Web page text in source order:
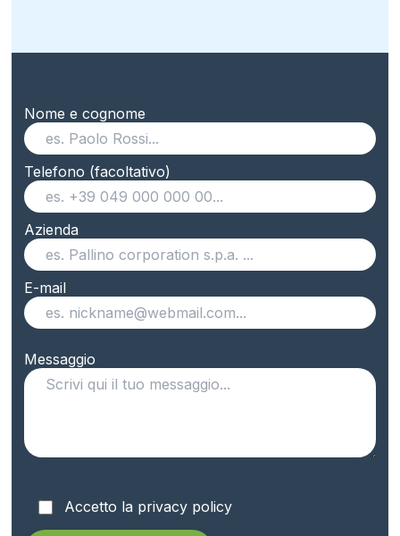
Nome e cognome
Telefono (facoltativo)
Azienda
E-mail
Messaggio
Accetto la privacy policy